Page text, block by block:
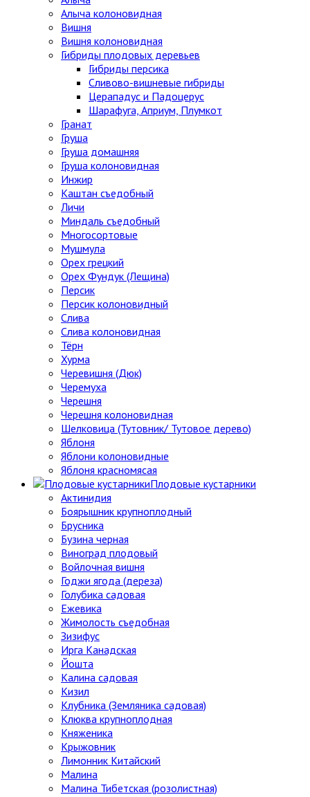
Алыча колоновидная
Вишня
Вишня колоновидная
Гибриды плодовых деревьев
Гибриды персика
Сливово-вишневые гибриды
Церападус и Падоцерус
Шарафуга, Априум, Плумкот
Гранат
Груша
Груша домашняя
Груша колоновидная
Инжир
Каштан съедобный
Личи
Миндаль съедобный
Многосортовые
Мушмула
Орех грецкий
Орех Фундук (Лещина)
Персик
Персик колоновидный
Слива
Слива колоновидная
Тёрн
Хурма
Черевишня (Дюк)
Черемуха
Черешня
Черешня колоновидная
Шелковица (Тутовник/ Тутовое дерево)
Яблоня
Яблони колоновидные
Яблоня красномясая
Плодовые кустарники
Актинидия
Боярышник крупноплодный
Брусника
Бузина черная
Виноград плодовый
Войлочная вишня
Годжи ягода (дереза)
Голубика садовая
Ежевика
Жимолость съедобная
Зизифус
Ирга Канадская
Йошта
Калина садовая
Кизил
Клубника (Земляника садовая)
Клюква крупноплодная
Княженика
Крыжовник
Лимонник Китайский
Малина
Малина Тибетская (розолистная)